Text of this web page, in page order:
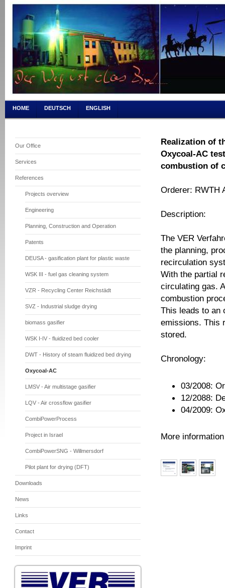
HOME DEUTSCH ENGLISH
Our Office
Services
References
Projects overview
Engineering
Planning, Construction and Operation
Patents
DEUSA - gasification plant for plastic waste
WSK III - fuel gas cleaning system
VZR - Recycling Center Reichstädt
SVZ - Industrial sludge drying
biomass gasifier
WSK I-IV - fluidized bed cooler
DWT - History of steam fluidized bed drying
Oxycoal-AC
LMSV - Air multistage gasifier
LQV - Air crossflow gasifier
CombiPowerProcess
Project in Israel
CombiPowerSNG - Willmersdorf
Pilot plant for drying (DFT)
Downloads
News
Links
Contact
Imprint
Realization of
Oxycoal-AC
combustion of
Orderer: RWTH
Description:
The VER
the planning,
recirculation
With the partial
circulating gas.
combustion
This leads to an
emissions. This
stored.
Chronology:
03/2008:
12/2088:
04/2009:
More